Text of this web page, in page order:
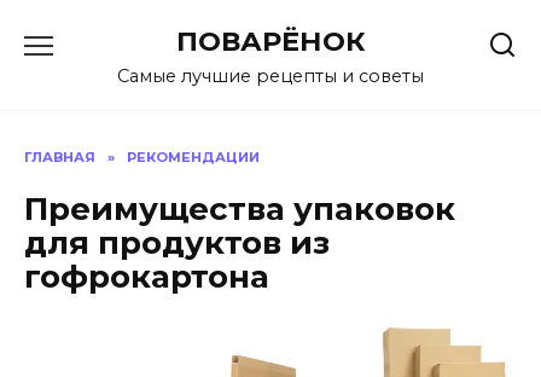
содержанию
ПОВАРЁНОК
Самые лучшие рецепты и советы
ГЛАВНАЯ » РЕКОМЕНДАЦИИ
Преимущества упаковок
для продуктов из
гофрокартона